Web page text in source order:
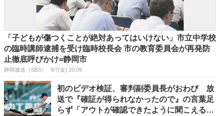
「子どもが傷つくことが絶対あってはいけない」市立中学校
の臨時講師逮捕を受け臨時校長会 市の教育委員会が再発防
止徹底呼びかけ=静岡市
静岡放送（SBS） 8/7(金) 20:09
初のビデオ検証、審判副委員長がおわび 放
送で『確証が得られなかったので』の言葉足
らず「アウトが確認できたように聞こえる表